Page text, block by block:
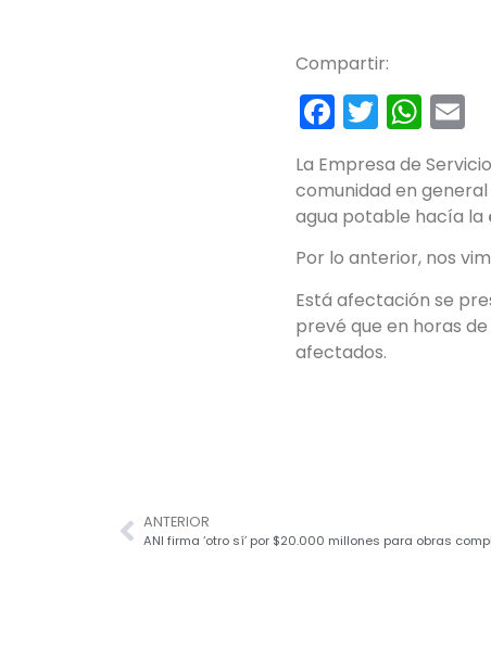
Compartir:
Facebook
Twitter
La Empresa de
comunidad en
agua potable hacía la
Por lo anterior, nos
Está afectación se
prevé que en horas
afectados.
ANTERIOR